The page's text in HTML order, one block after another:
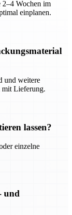
2–4 Wochen im
einplanen.
und weitere
mit Lieferung.
lassen?
einzelne
und